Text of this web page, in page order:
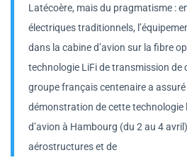
Latécoère, mais du pragmatisme :
électriques traditionnels,
dans la cabine d’avion sur la fibre
technologie LiFi de transmission de
groupe français centenaire a
démonstration de cette technologie
d’avion à Hambourg (du 2 au 4
aérostructures et de